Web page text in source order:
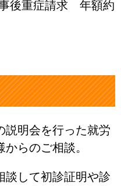
後重症請求 年額約
明会を行った就労
らのご相談。
して初診証明や診